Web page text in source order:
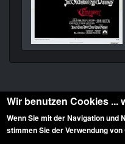
Diese Website ist urheberrechtlich
Wir benutzen Cookies ...
Wenn Sie mit der Navigation und
stimmen Sie der Verwendung von